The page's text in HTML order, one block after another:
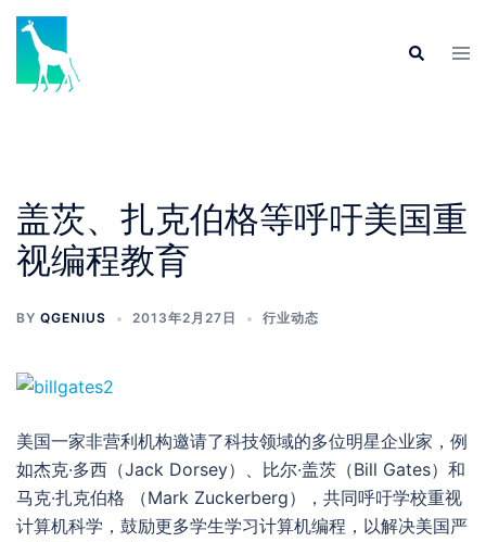
Skip
content
Search
盖茨、扎克伯格等呼吁美国重
视编程教育
BY QGENIUS 2013年2月27日 行业动态
美国一家非营利机构邀请了科技领域的多位明星企业家，例
如杰克·多西（Jack Dorsey）、比尔·盖茨（Bill Gates）和
马克·扎克伯格 （Mark Zuckerberg），共同呼吁学校重视
计算机科学，鼓励更多学生学习计算机编程，以解决美国严